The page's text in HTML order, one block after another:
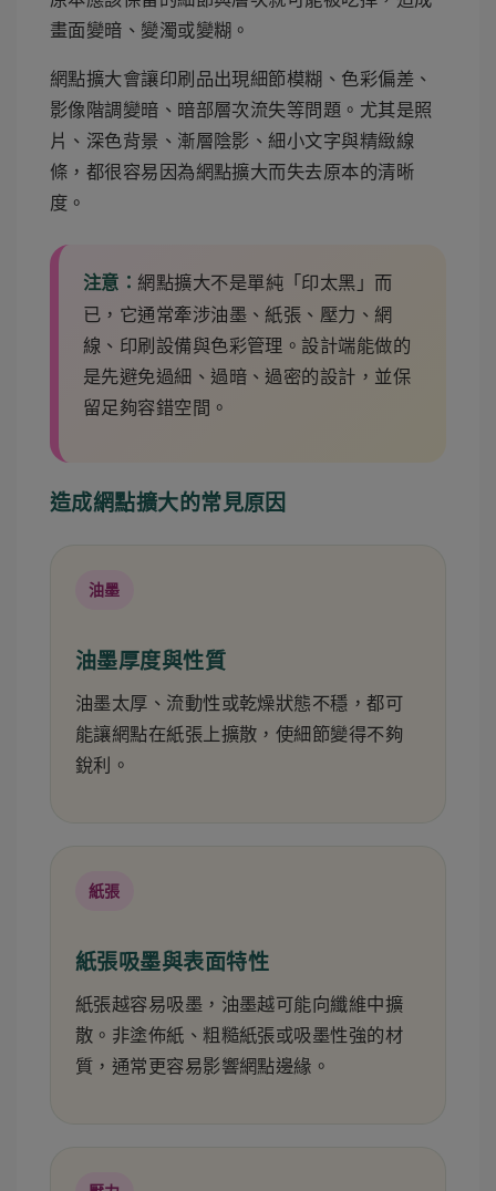
畫面變暗、變濁或變糊。
網點擴大會讓印刷品出現細節模糊、色彩偏差、
影像階調變暗、暗部層次流失等問題。尤其是照
片、深色背景、漸層陰影、細小文字與精緻線
條，都很容易因為網點擴大而失去原本的清晰
度。
注意： 網點擴大不是單純「印太黑」而
已，它通常牽涉油墨、紙張、壓力、網
線、印刷設備與色彩管理。設計端能做的
是先避免過細、過暗、過密的設計，並保
留足夠容錯空間。
造成網點擴大的常見原因
油墨
油墨厚度與性質
油墨太厚、流動性或乾燥狀態不穩，都可
能讓網點在紙張上擴散，使細節變得不夠
銳利。
紙張
紙張吸墨與表面特性
紙張越容易吸墨，油墨越可能向纖維中擴
散。非塗佈紙、粗糙紙張或吸墨性強的材
質，通常更容易影響網點邊緣。